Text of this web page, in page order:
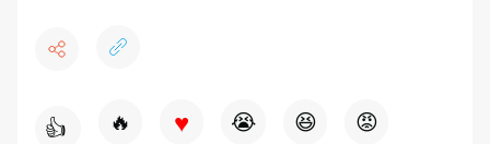
👍 🔥 ♥ 😭 😆 😡